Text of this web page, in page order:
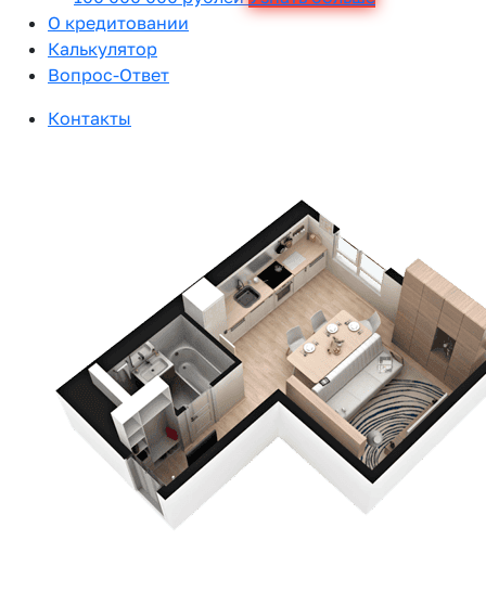
О кредитовании
Калькулятор
Вопрос-Ответ
Контакты